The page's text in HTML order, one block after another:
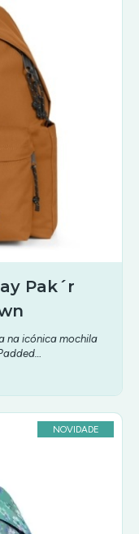
Pak´r
na icónica mochila
NOVIDADE